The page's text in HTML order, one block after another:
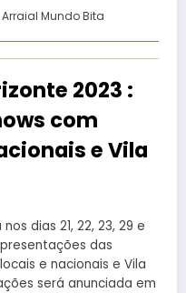
Mundo Bita
2023 :
com
e Vila
dias 21, 22, 23, 29 e
das
e nacionais e Vila
será anunciada em